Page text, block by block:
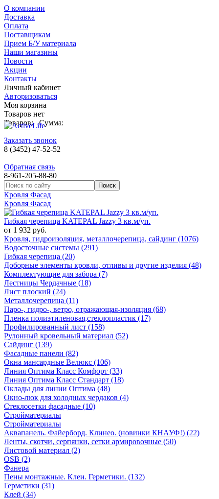
О компании
Доставка
Оплата
Поставщикам
Прием Б/У материала
Наши магазины
Новости
Акции
Контакты
Личный кабинет
Авторизоваться
Моя корзина
Товаров нет
Товаров: Сумма:
Заказать звонок
8 (3452) 47-52-52
Обратная связь
8-961-205-88-80
Кровля Фасад
Кровля Фасад
Гибкая черепица KATEPAL Jazzy 3 кв.м/уп.
от 1 932 руб.
Кровля, гидроизоляция, металлочерепица, сайдинг (1076)
Водосточные системы (291)
Гибкая черепица (20)
Доборные элементы кровли, отливы и другие изделия (48)
Комплектующие для забора (7)
Лестницы Чердачные (18)
Лист плоский (24)
Металлочерепица (11)
Паро-, гидро-, ветро, отражающая-изоляция (68)
Пленка полиэтиленовая,стеклопластик (17)
Профилированный лист (158)
Рулонный кровельный материал (52)
Сайдинг (139)
Фасадные панели (82)
Окна мансардные Велюкс (106)
Линия Оптима Класс Комфорт (33)
Линия Оптима Класс Стандарт (18)
Оклады для линии Оптима (48)
Окно-люк для холодных чердаков (4)
Стеклосетки фасадные (10)
Стройматериалы
Стройматериалы
Аквапанель. Файерборд. Клинео. (новинки КНАУФ!) (22)
Ленты, скотчи, серпянки, сетки армировочные (50)
Листовой материал (2)
OSB (2)
Фанера
Пены монтажные. Клеи. Герметики. (132)
Герметики (31)
Клей (34)